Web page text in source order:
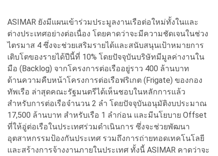
ASIMAR ยังมีแผนเข้าร่วมประมูลงานเรือต่อใหม่ทั้งในและ
ต่างประเทศอย่างต่อเนื่อง โดยคาดว่าจะมีความชัดเจนในช่วง
ไตรมาส 4 ซึ่งจะช่วยเสริมรายได้และสนับสนุนเป้าหมายการ
เติบโตของรายได้ปีนี้ที่ 10% โดยปัจจุบันบริษัทมีมูลค่างานใน
มือ (Backlog) จากโครงการต่อเรืออยู่ราว 400 ล้านบาท
ด้านความคืบหน้าโครงการต่อเรือฟริเกต (Frigate) ของกอง
ทัพเรือ ล่าสุดคณะรัฐมนตรีได้เห็นชอบในหลักการแล้ว
สำหรับการต่อเรือจำนวน 2 ลำ โดยปัจจุบันอนุมัติงบประมาณ
17,500 ล้านบาท สำหรับเรือ 1 ลำก่อน และมีนโยบาย Offset
ที่ให้อู่ต่อเรือในประเทศร่วมดำเนินการ ซึ่งจะช่วยพัฒนา
อุตสาหกรรมป้องกันประเทศ รวมถึงการถ่ายทอดเทคโนโลยี
และสร้างการจ้างงานภายในประเทศ ทั้งนี้ ASIMAR คาดว่าจะ